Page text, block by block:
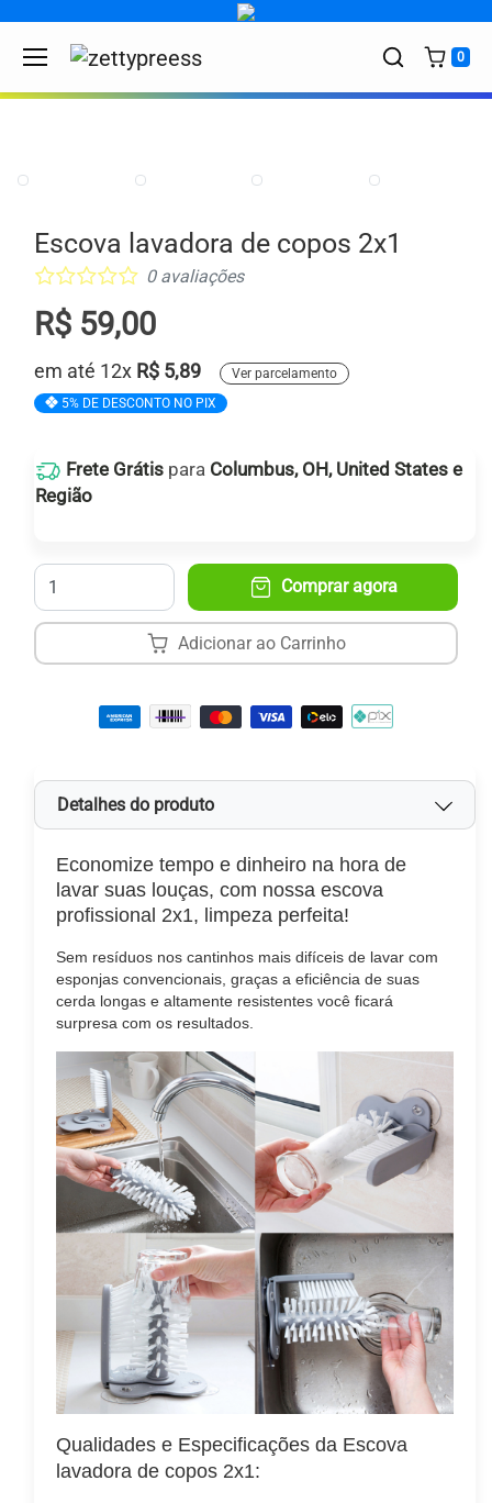
0
Escova lavadora de copos 2x1
0 avaliações
R$ 59,00
em até 12x R$ 5,89
Ver parcelamento
5% DE DESCONTO NO PIX
Frete Grátis para Columbus, OH, United States e
Região
Quantidade
Comprar agora
Adicionar ao Carrinho
Detalhes do produto
Economize tempo e dinheiro na hora de
lavar suas louças, com nossa escova
profissional 2x1, limpeza perfeita!
Sem resíduos nos cantinhos mais difíceis de lavar com
esponjas convencionais, graças a eficiência de suas
cerda longas e altamente resistentes você ficará
surpresa com os resultados.
Qualidades e Especificações da Escova
lavadora de copos 2x1: